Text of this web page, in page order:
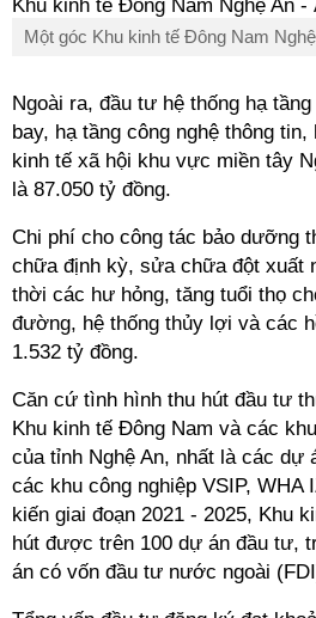
Một góc Khu kinh tế Đông Nam
Ngoài ra, đầu tư hệ thống hạ
bay, hạ tầng công nghệ thông
kinh tế xã hội khu vực miền tây
là 87.050 tỷ đồng.
Chi phí cho công tác bảo dưỡng
chữa định kỳ, sửa chữa đột xuất
thời các hư hỏng, tăng tuổi thọ
đường, hệ thống thủy lợi và các
1.532 tỷ đồng.
Căn cứ tình hình thu hút đầu tư
Khu kinh tế Đông Nam và các
của tỉnh Nghệ An, nhất là các dự
các khu công nghiệp VSIP, WHA
kiến giai đoạn 2021 - 2025, Khu
hút được trên 100 dự án đầu tư,
án có vốn đầu tư nước ngoài